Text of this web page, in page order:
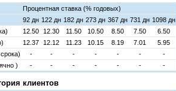
Процентная ставка (% годовых)
92 дн 122 дн 182 дн 273 дн 367 дн 731 дн 1098 дн
12.50 12.30 11.50 10.50 8.50 7.50
6.50
12.37 12.12 11.23 10.15 8.19 7.01
5.95
- - - - - -
-
) - - - - - - -
клиентов